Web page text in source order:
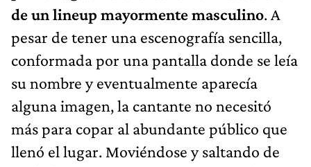
de un lineup mayormente masculino. A
pesar de tener una escenografía sencilla,
conformada por una pantalla donde se leía
su nombre y eventualmente aparecía
alguna imagen, la cantante no necesitó
más para copar al abundante público que
llenó el lugar. Moviéndose y saltando de